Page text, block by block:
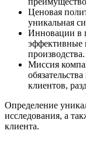
Ценовая
уникальная
Инновации в
эффективные
производства.
Миссия
клиентов,
Определение
исследования, а
клиента.